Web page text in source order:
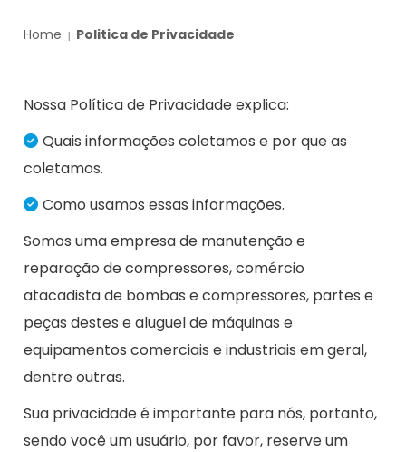
Home Politica de Privacidade
Nossa Política de Privacidade explica:
Quais informações coletamos e por que as
coletamos.
Como usamos essas informações.
Somos uma empresa de manutenção e
reparação de compressores, comércio
atacadista de bombas e compressores, partes e
peças destes e aluguel de máquinas e
equipamentos comerciais e industriais em geral,
dentre outras.
Sua privacidade é importante para nós, portanto,
sendo você um usuário, por favor, reserve um